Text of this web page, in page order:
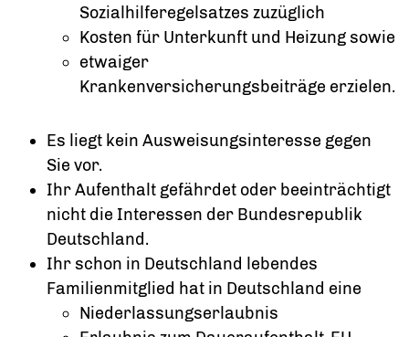
Sozialhilferegelsatzes zuzüglich
Kosten für Unterkunft und Heizung sowie
etwaiger
Krankenversicherungsbeiträge erzielen.
Es liegt kein Ausweisungsinteresse gegen
Sie vor.
Ihr Aufenthalt gefährdet oder beeinträchtigt
nicht die Interessen der Bundesrepublik
Deutschland.
Ihr schon in Deutschland lebendes
Familienmitglied hat in Deutschland eine
Niederlassungserlaubnis